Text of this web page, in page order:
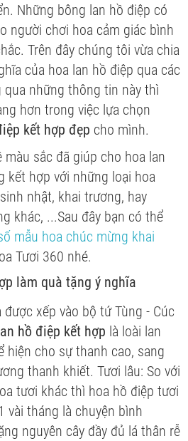
Những bông lan hồ điệp có
người chơi hoa cảm giác bình
Trên đây chúng tôi vừa chia
của hoa lan hồ điệp qua các
qua những thông tin này thì
hơn trong việc lựa chọn
kết hợp đẹp cho mình.
màu sắc đã giúp cho hoa lan
kết hợp với những loại hoa
nhật, khai trương, hay
khác, ...Sau đây bạn có thể
mẫu hoa chúc mừng khai
Tươi 360 nhé.
làm quà tặng ý nghĩa
xếp vào bộ tứ Tùng - Cúc
hồ điệp kết hợp là loài lan
hiện cho sự thanh cao, sang
thanh khiết. Tươi lâu: So với
tươi khác thì hoa hồ điệp tươi
vài tháng là chuyện bình
nguyên cây đầy đủ lá thân rễ